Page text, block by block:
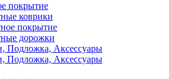
покрытие
коврики
покрытие
дорожки
Подложка, Аксессуары
Подложка, Аксессуары